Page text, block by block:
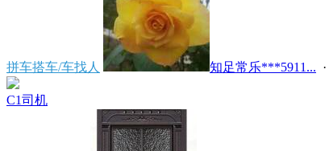
拼车搭车/车找人 知足常乐***5911... ·
C1司机